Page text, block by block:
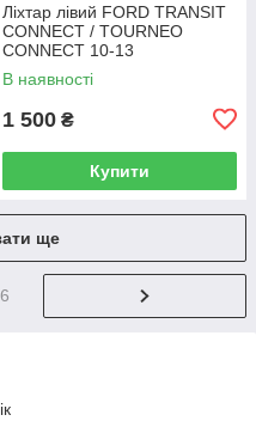
Ліхтар лівий FORD TRANSIT
CONNECT / TOURNEO
CONNECT 10-13
В наявності
1 500 ₴
Купити
ще